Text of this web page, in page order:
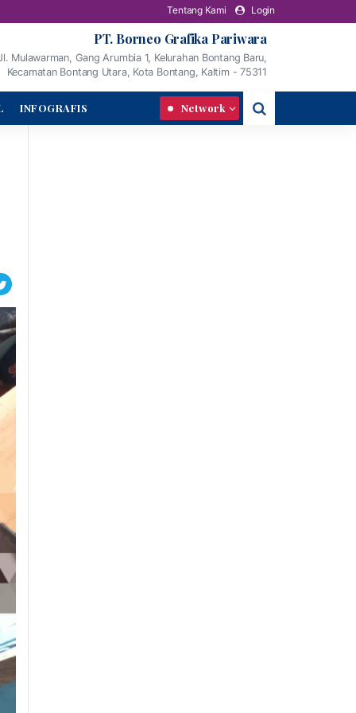
Tentang Kami Login
PT. Borneo Grafika Pariwara
Mulawarman, Gang Arumbia 1, Kelurahan Bontang Baru,
Kecamatan Bontang Utara, Kota Bontang, Kaltim - 75311
INFOGRAFIS Network